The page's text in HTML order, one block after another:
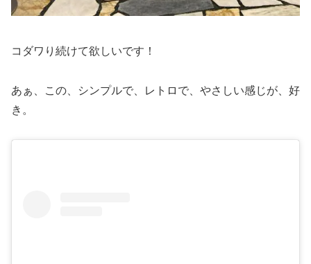
コダワり続けて欲しいです！
あぁ、この、シンプルで、レトロで、やさしい感じが、好
き。